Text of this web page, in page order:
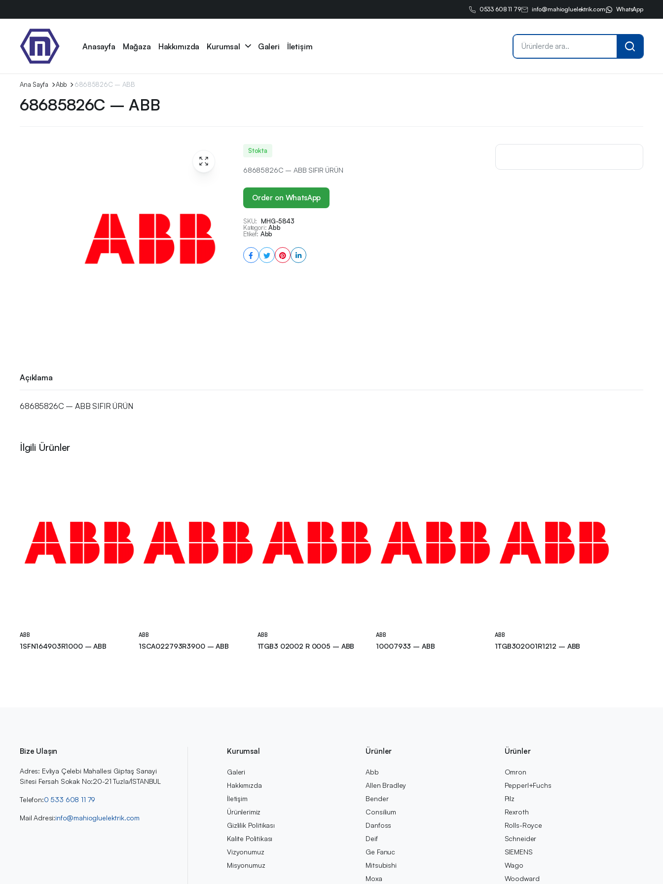
0533 608 11 79 info@mahiogluelektrik.com WhatsApp
Anasayfa Mağaza Hakkımızda Kurumsal Galeri İletişim
Ana Sayfa Abb 68685826C – ABB
68685826C – ABB
Stokta
68685826C – ABB SIFIR ÜRÜN
Order on WhatsApp
SKU: MHG-5843
Kategori: Abb
Etiket: Abb
Açıklama
68685826C – ABB SIFIR ÜRÜN
İlgili Ürünler
ABB
1SFN164903R1000 – ABB
ABB
1SCA022793R3900 – ABB
ABB
1TGB3 02002 R 0005 – ABB
ABB
10007933 – ABB
ABB
1TGB302001R1212 – ABB
Bize Ulaşın
Adres: Evliya Çelebi Mahallesi Giptaş Sanayi
Sitesi Fersah Sokak No:20-21 Tuzla/İSTANBUL
Telefon:0 533 608 11 79
Mail Adresi:info@mahiogluelektrik.com
Kurumsal
Galeri
Hakkımızda
İletişim
Ürünlerimiz
Gizlilik Politikası
Kalite Politikası
Vizyonumuz
Misyonumuz
Ürünler
Abb
Allen Bradley
Bender
Consilium
Danfoss
Deif
Ge Fanuc
Mitsubishi
Moxa
Ürünler
Omron
Pepperl+Fuchs
Pilz
Rexroth
Rolls-Royce
Schneider
SIEMENS
Wago
Woodward